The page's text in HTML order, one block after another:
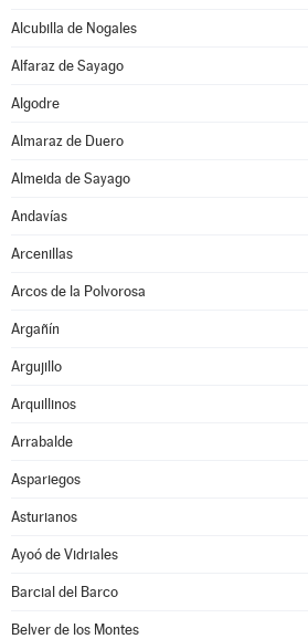
Alcubilla de Nogales
Alfaraz de Sayago
Algodre
Almaraz de Duero
Almeida de Sayago
Andavías
Arcenillas
Arcos de la Polvorosa
Argañín
Argujillo
Arquillinos
Arrabalde
Aspariegos
Asturianos
Ayoó de Vidriales
Barcial del Barco
Belver de los Montes